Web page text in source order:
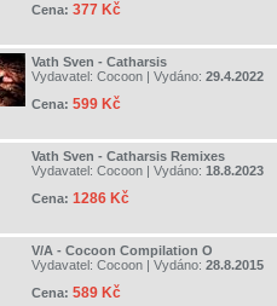
Cena: 377 Kč
Vath Sven - Catharsis
Vydavatel: Cocoon | Vydáno: 29.4.2022
Cena: 599 Kč
Vath Sven - Catharsis Remixes
Vydavatel: Cocoon | Vydáno: 18.8.2023
Cena: 1286 Kč
V/A - Cocoon Compilation O
Vydavatel: Cocoon | Vydáno: 28.8.2015
Cena: 589 Kč